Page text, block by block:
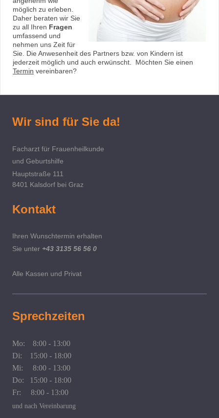
möglich zu erleben.
Daher beraten wir Sie
zu all Ihren Fragen
umfassend und
nehmen uns Zeit für
Sie. Die Anwesenheit des Partners bzw. von Kindern ist
jederzeit möglich und auch erwünscht. Möchten Sie einen
Termin vereinbaren?
Wir sind für Sie da!
Facharzt für Frauenheilkunde
und Geburtshilfe
Hauptstraße 111
8401 Kalsdorf bei Graz
Kontakt
Ihren Wunschtermin erhalten
Sie unter +43 3135 56 56 0
Alle Kassen und Privat
Sprechzeiten
Mo: 8:00 - 13:00
Di: 15:00 - 18:00
Mi: 8:00 - 13:00
Do: 15:00 - 18:00
Fr: 8:00 - 13:00
und nach Vereinbarung